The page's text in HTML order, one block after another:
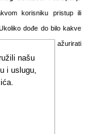
korisniku pristup ili
dođe do bilo kakve
dužni ste odmah ažurirati
našu
i uslugu,